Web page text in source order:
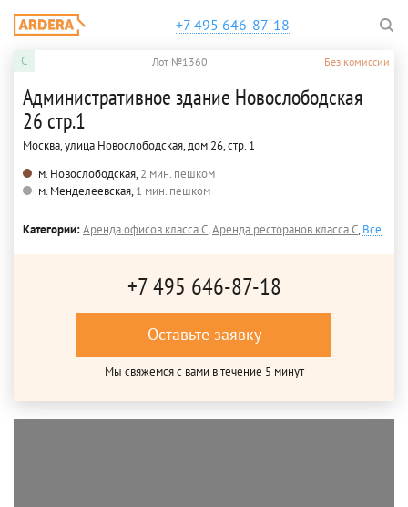
+7 495 646-87-18
C Лот №1360 Без комиссии
Административное здание Новослободская
26 стр.1
Москва, улица Новослободская, дом 26, стр. 1
м. Новослободская,2 мин. пешком
м. Менделеевская,1 мин. пешком
Категории:Аренда офисов класса C,Аренда ресторанов класса C,Все
+7 495 646-87-18
Оставьте заявку
Мы свяжемся с вами в течение 5 минут